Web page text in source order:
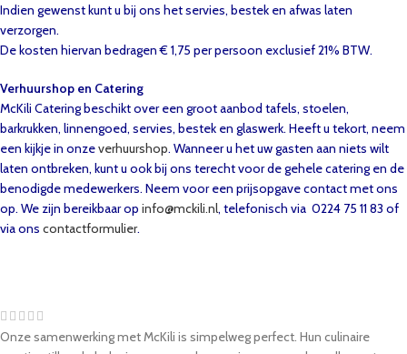
Indien gewenst kunt u bij ons het servies, bestek en afwas laten
verzorgen.
De kosten hiervan bedragen € 1,75 per persoon exclusief 21% BTW.
Verhuurshop en Catering
McKili Catering beschikt over een groot aanbod tafels, stoelen,
barkrukken, linnengoed, servies, bestek en glaswerk. Heeft u tekort, neem
een kijkje in onzeverhuurshop. Wanneer u het uw gasten aan niets wilt
laten ontbreken, kunt u ook bij ons terecht voor de gehele catering en de
benodigde medewerkers. Neem voor een prijsopgave contact met ons
op. We zijn bereikbaar op info@mckili.nl, telefonisch via 0224 75 11 83 of
via ons contactformulier.
Onze samenwerking met McKili is simpelweg perfect. Hun culinaire